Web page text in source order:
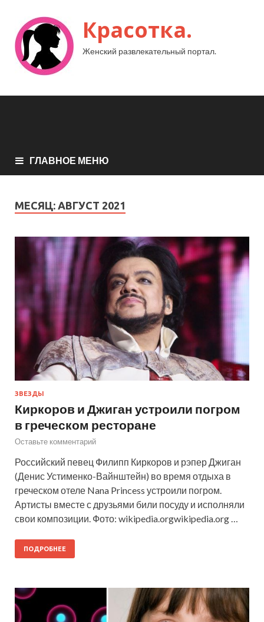
Красотка.
Женский развлекательный портал.
ГЛАВНОЕ МЕНЮ
МЕСЯЦ: АВГУСТ 2021
ЗВЕЗДЫ
Киркоров и Джиган устроили погром
в греческом ресторане
Оставьте комментарий
Российский певец Филипп Киркоров и рэпер Джиган
(Денис Устименко-Вайнштейн) во время отдыха в
греческом отеле Nana Princess устроили погром.
Артисты вместе с друзьями били посуду и исполняли
свои композиции. Фото: wikipedia.orgwikipedia.org …
ПОДРОБНЕЕ